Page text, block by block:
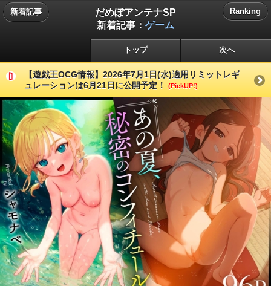
新着記事
だめぽアンテナSP
新着記事： ゲーム
Ranking
トップ 次へ
【遊戯王OCG情報】2026年7月1日(水)適用リミットレギ
ュレーションは6月21日に公開予定！
(PickUP!)